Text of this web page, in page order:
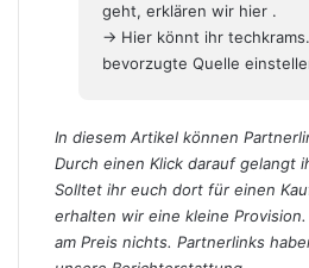
geht, erklären wir hier .
→ Hier könnt ihr
bevorzugte Quelle
In diesem Artikel können
Durch einen Klick darauf gelangt
Solltet ihr euch dort für einen
erhalten wir eine kleine
am Preis nichts. Partnerlinks